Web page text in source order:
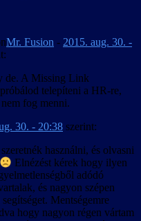
Mr. Fusion - 2015. aug. 30. -
de. A Missing Link
telepíteni a HR-re,
fog menni.
30. - 20:38 szerint:
használni, és olvasni
Elnézést kérek hogy ilyen
adódó
és nagyon szépen
Mentségemre
hogy nagyon régen vártam